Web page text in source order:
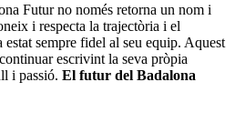
Futur no només retorna un nom i
i respecta la trajectòria i el
estat sempre fidel al seu equip. Aquest
escrivint la seva pròpia
i passió. El futur del Badalona